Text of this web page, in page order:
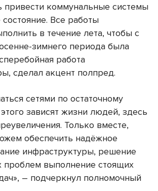
привести коммунальные системы
Все работы
в течение лета, чтобы с
зимнего периода была
работа
сделал акцент полпред.
сетями по остаточному
зависят жизни людей, здесь
Только вместе,
обеспечить надёжное
инфраструктуры, решение
выполнение стоящих
– подчеркнул полномочный